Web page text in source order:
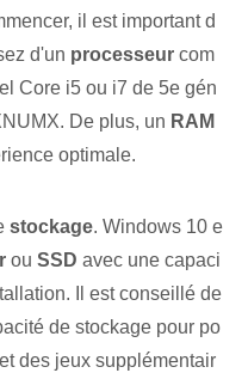
il est⁢ important d
d'un processeur com
Core i5 ou i7 de 5e gén
De plus, un RAM
optimale.
stockage. Windows 10 e
ou SSD avec une capaci
Il est conseillé de
de stockage pour po
des jeux supplémentair